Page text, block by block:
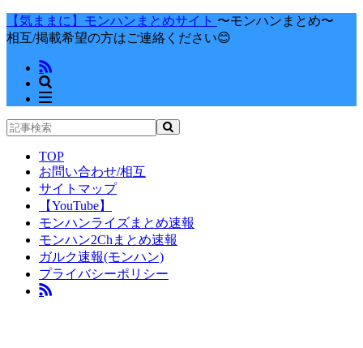
【気ままに】モンハンまとめサイト 〜モンハンまとめ〜
相互/掲載希望の方はご連絡ください😊
TOP
お問い合わせ/相互
サイトマップ
【YouTube】
モンハンライズまとめ速報
モンハン2Chまとめ速報
ガルク速報(モンハン)
プライバシーポリシー